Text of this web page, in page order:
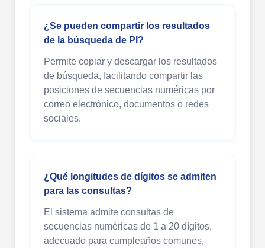
¿Se pueden compartir los resultados
de la búsqueda de PI?
Permite copiar y descargar los resultados
de búsqueda, facilitando compartir las
posiciones de secuencias numéricas por
correo electrónico, documentos o redes
sociales.
¿Qué longitudes de dígitos se admiten
para las consultas?
El sistema admite consultas de
secuencias numéricas de 1 a 20 dígitos,
adecuado para cumpleaños comunes,